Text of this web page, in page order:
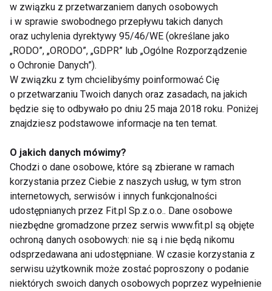
2 nd Warsaw Summer Salsa
Festiwal 2010
HoliDance z Salsa Libre
Kizomba
w związku z przetwarzaniem danych osobowych
i w sprawie swobodnego przepływu takich danych
oraz uchylenia dyrektywy 95/46/WE (określane jako
„RODO”, „ORODO”, „GDPR” lub „Ogólne Rozporządzenie
o Ochronie Danych”).
W związku z tym chcielibyśmy poinformować Cię
o przetwarzaniu Twoich danych oraz zasadach, na jakich
będzie się to odbywało po dniu 25 maja 2018 roku. Poniżej
znajdziesz podstawowe informacje na ten temat.
O jakich danych mówimy?
Chodzi o dane osobowe, które są zbierane w ramach
korzystania przez Ciebie z naszych usług, w tym stron
internetowych, serwisów i innych funkcjonalności
udostępnianych przez Fit.pl Sp.z.o.o.. Dane osobowe
niezbędne gromadzone przez serwis www.fit.pl są objęte
ochroną danych osobowych: nie są i nie będą nikomu
odsprzedawana ani udostępniane. W czasie korzystania z
serwisu użytkownik może zostać poproszony o podanie
niektórych swoich danych osobowych poprzez wypełnienie